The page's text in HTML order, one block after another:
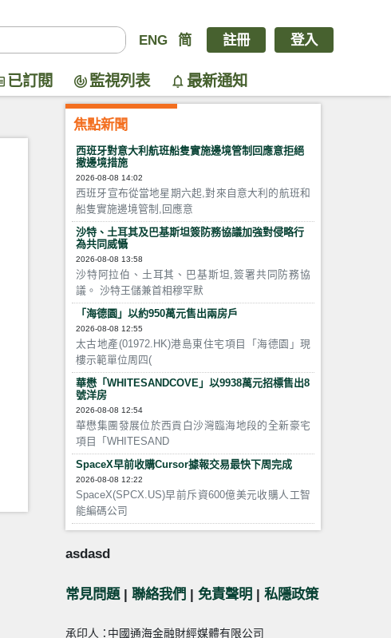
ENG 简 註冊 登入
已訂閱 監視列表 最新通知
焦點新聞
西班牙對意大利航班船隻實施邊境管制回應意拒絕
撤邊境措施
2026-08-08 14:02
西班牙宣布從當地星期六起,對來自意大利的航班和
船隻實施邊境管制,回應意
沙特、土耳其及巴基斯坦簽防務協議加強對侵略行
為共同威懾
2026-08-08 13:58
沙特阿拉伯、土耳其、巴基斯坦,簽署共同防務協
議。 沙特王儲兼首相穆罕默
「海德園」以約950萬元售出兩房戶
2026-08-08 12:55
太古地產(01972.HK)港島東住宅項目「海德園」現
樓示範單位周四(
華懋「WHITESANDCOVE」以9938萬元招標售出8
號洋房
2026-08-08 12:54
華懋集團發展位於西貢白沙灣臨海地段的全新豪宅
項目「WHITESAND
SpaceX早前收購Cursor據報交易最快下周完成
2026-08-08 12:22
SpaceX(SPCX.US)早前斥資600億美元收購人工智
能編碼公司
asdasd
常見問題 | 聯絡我們 | 免責聲明 | 私隱政策
承印人：中國通海金融財經媒體有限公司